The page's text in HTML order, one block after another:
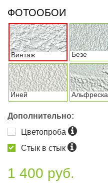
ФОТООБОИ
Винтаж Безе
Иней Альфреска
Дополнительно:
Цветопроба
Стык в стык
1 400 руб.